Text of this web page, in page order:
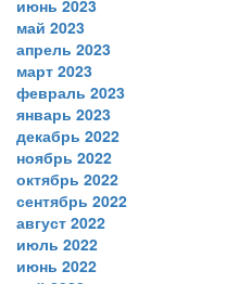
июнь 2023
май 2023
апрель 2023
март 2023
февраль 2023
январь 2023
декабрь 2022
ноябрь 2022
октябрь 2022
сентябрь 2022
август 2022
июль 2022
июнь 2022